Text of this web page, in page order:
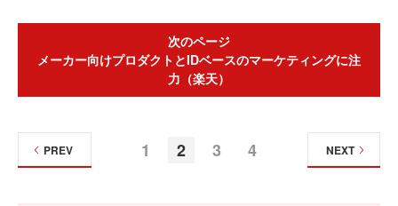
次のページ
メーカー向けプロダクトとIDベースのマーケティングに注
力（楽天）
1 2 3 4
PREV NEXT